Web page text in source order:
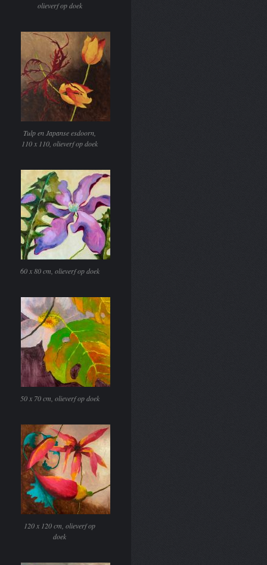
olieverf op doek
Tulp en Japanse esdoorn,
110 x 110, olieverf op doek
60 x 80 cm, olieverf op doek
50 x 70 cm, olieverf op doek
120 x 120 cm, olieverf op
doek